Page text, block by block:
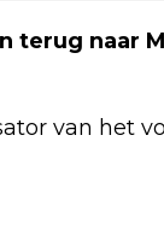
terug naar
van het